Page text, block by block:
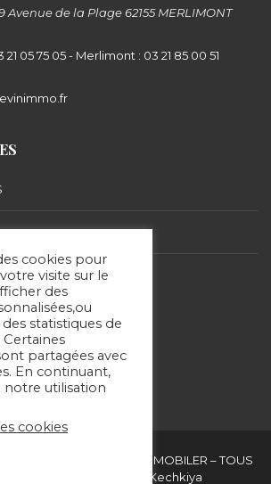
Avenue de la Plage 62155 MERLIMONT
05 75 05 - Merlimont : 03 21 85 00 51
© ERIC LECHEVIN IMMOBILER – TOUS
- Site réalisé par Kechkiya
cookies pour
visite sur le
des
statistiques de
partagées avec
En continuant,
notre utilisation
cookies